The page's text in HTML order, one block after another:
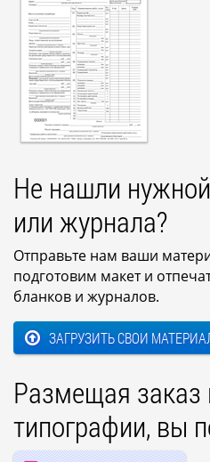
Не нашли
или журнала?
Отправьте нам ваши
подготовим макет и
бланков и журналов.
ЗАГРУЗИТЬ СВОИ
Размещая
типографии, вы